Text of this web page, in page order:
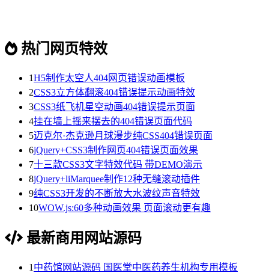
热门网页特效
1H5制作太空人404网页错误动画模板
2CSS3立方体翻滚404错误提示动画特效
3CSS3纸飞机星空动画404错误提示页面
4挂在墙上摇来摆去的404错误页面代码
5迈克尔·杰克逊月球漫步纯CSS404错误页面
6jQuery+CSS3制作网页404错误页面效果
7十三款CSS3文字特效代码 带DEMO演示
8jQuery+liMarquee制作12种无缝滚动插件
9纯CSS3开发的不断放大水波纹声音特效
10WOW.js:60多种动画效果 页面滚动更有趣
最新商用网站源码
1 中药馆网站源码 国医堂中医药养生机构专用模板